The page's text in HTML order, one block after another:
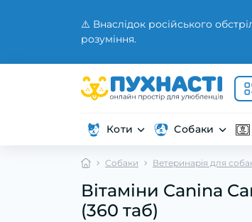
⚠️ Внаслідок російського
розуміння.
Коти Собаки
Собаки Ветеринарія для
Вітаміни Canina
(360 таб)